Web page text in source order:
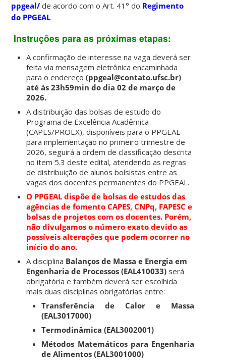
ppgeal/ de acordo com o Art. 41° do Regimento
do PPGEAL
Instruções para as próximas etapas:
A confirmação de interesse na vaga deverá ser
feita via mensagem eletrônica encaminhada
para o endereço(ppgeal@contato.ufsc.br)
até às 23h59min do dia 02 de março de
2026.
A distribuição das bolsas de estudo do
Programa de Excelência Acadêmica
(CAPES/PROEX), disponíveis para o PPGEAL
para implementação no primeiro trimestre de
2026, seguirá a ordem de classificação descrita
no item 5.3 deste edital, atendendo as regras
de distribuição de alunos bolsistas entre as
vagas dos docentes permanentes do PPGEAL.
O PPGEAL dispõe de bolsas de estudos das
agências de fomento CAPES, CNPq, FAPESC e
bolsas de projetos com os docentes. Porém,
não divulgamos o número exato devido as
possíveis alterações que podem ocorrer no
início do ano.
A disciplina Balanços de Massa e Energia em
Engenharia de Processos (EAL410033) será
obrigatória e também deverá ser escolhida
mais duas disciplinas obrigatórias entre:
Transferência de Calor e Massa
(EAL3017000)
Termodinâmica (EAL3002001)
Métodos Matemáticos para Engenharia
de Alimentos (EAL3001000)